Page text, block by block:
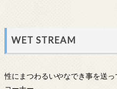
WET STREAM
性にまつわるいやなでき事を送